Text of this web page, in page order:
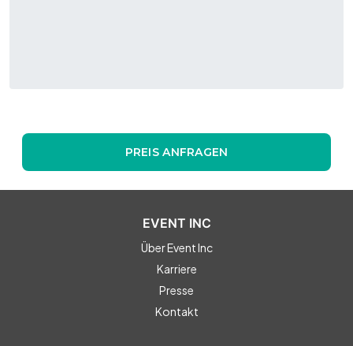
PREIS ANFRAGEN
EVENT INC
Über Event Inc
Karriere
Presse
Kontakt